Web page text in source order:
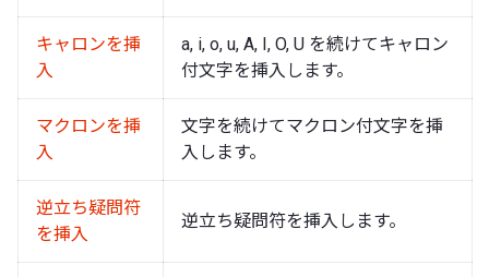
キャロンを挿
入
a, i, o, u, A, I, O, U を続けてキャロン
付文字を挿入します。
マクロンを挿
入
文字を続けてマクロン付文字を挿
入します。
逆立ち疑問符
を挿入
逆立ち疑問符を挿入します。